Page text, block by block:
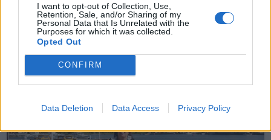
I want to opt-out of Collection, Use,
Retention, Sale, and/or Sharing of my
Personal Data that Is Unrelated with the
Purposes for which it was collected.
Opted Out
CONFIRM
Data Deletion Data Access Privacy Policy
Leiar
Nokon må sove dårleg om natta
ABONNEMENT